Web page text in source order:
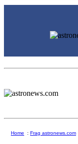
Home : Frag astronews.com